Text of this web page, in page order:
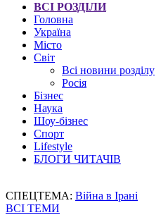
ВСІ РОЗДІЛИ
Головна
Україна
Місто
Світ
Всі новини розділу
Росія
Бізнес
Наука
Шоу-бізнес
Спорт
Lifestyle
БЛОГИ ЧИТАЧІВ
СПЕЦТЕМА: Війна в Ірані
ВСІ ТЕМИ